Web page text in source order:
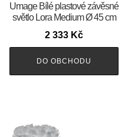
Umage Bílé plastové závěsné
světlo Lora Medium Ø 45 cm
2 333 Kč
DO OBCHODU